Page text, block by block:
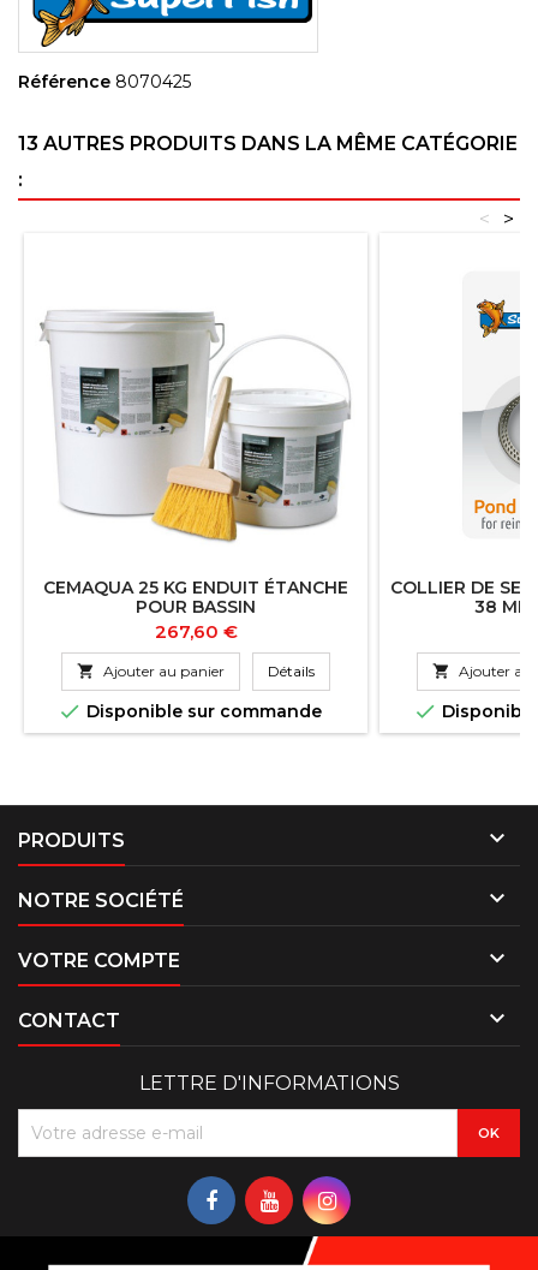
Référence 8070425
13 AUTRES PRODUITS DANS LA MÊME CATÉGORIE
:
>
<
CEMAQUA 25 KG ENDUIT ÉTANCHE
POUR BASSIN
Prix
267,60 €
 Ajouter au panier Détails
 Disponible sur commande
COLLIER DE
38 MM
 Ajouter au

PRODUITS 
NOTRE SOCIÉTÉ 
VOTRE COMPTE 
CONTACT 
LETTRE D'INFORMATIONS